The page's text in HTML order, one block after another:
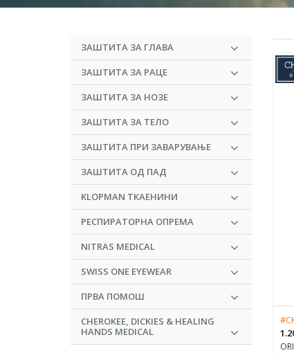
ЗАШТИТА ЗА ГЛАВА
ЗАШТИТА ЗА РАЦЕ
ЗАШТИТА ЗА НОЗЕ
ЗАШТИТА ЗА ТЕЛО
ЗАШТИТА ПРИ ЗАВАРУВАЊЕ
ЗАШТИТА ОД ПАД
KLOPMAN ТКАЕНИНИ
РЕСПИРАТОРНА ОПРЕМА
NITRAS MEDICAL
SWISS ONE EYEWEAR
ПРВА ПОМОШ
CHEROKEE, DICKIES & HEALING
HANDS MEDICAL